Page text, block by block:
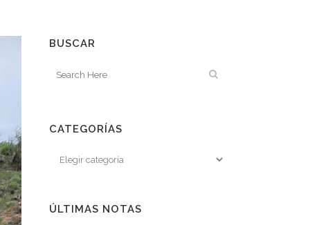
BUSCAR
CATEGORÍAS
ÚLTIMAS NOTAS